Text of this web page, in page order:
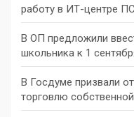
работу в ИТ-центре
В ОП предложили
школьника к 1
В Госдуме призвали
торговлю